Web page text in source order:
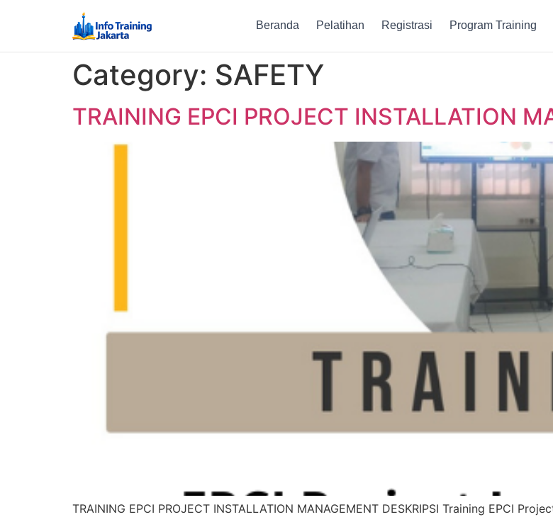
Beranda Pelatihan Registrasi Program Training
Category: SAFETY
TRAINING EPCI PROJECT INSTALLATION
TRAINING EPCI PROJECT INSTALLATION MANAGEMENT DESKRIPSI Training EPCI